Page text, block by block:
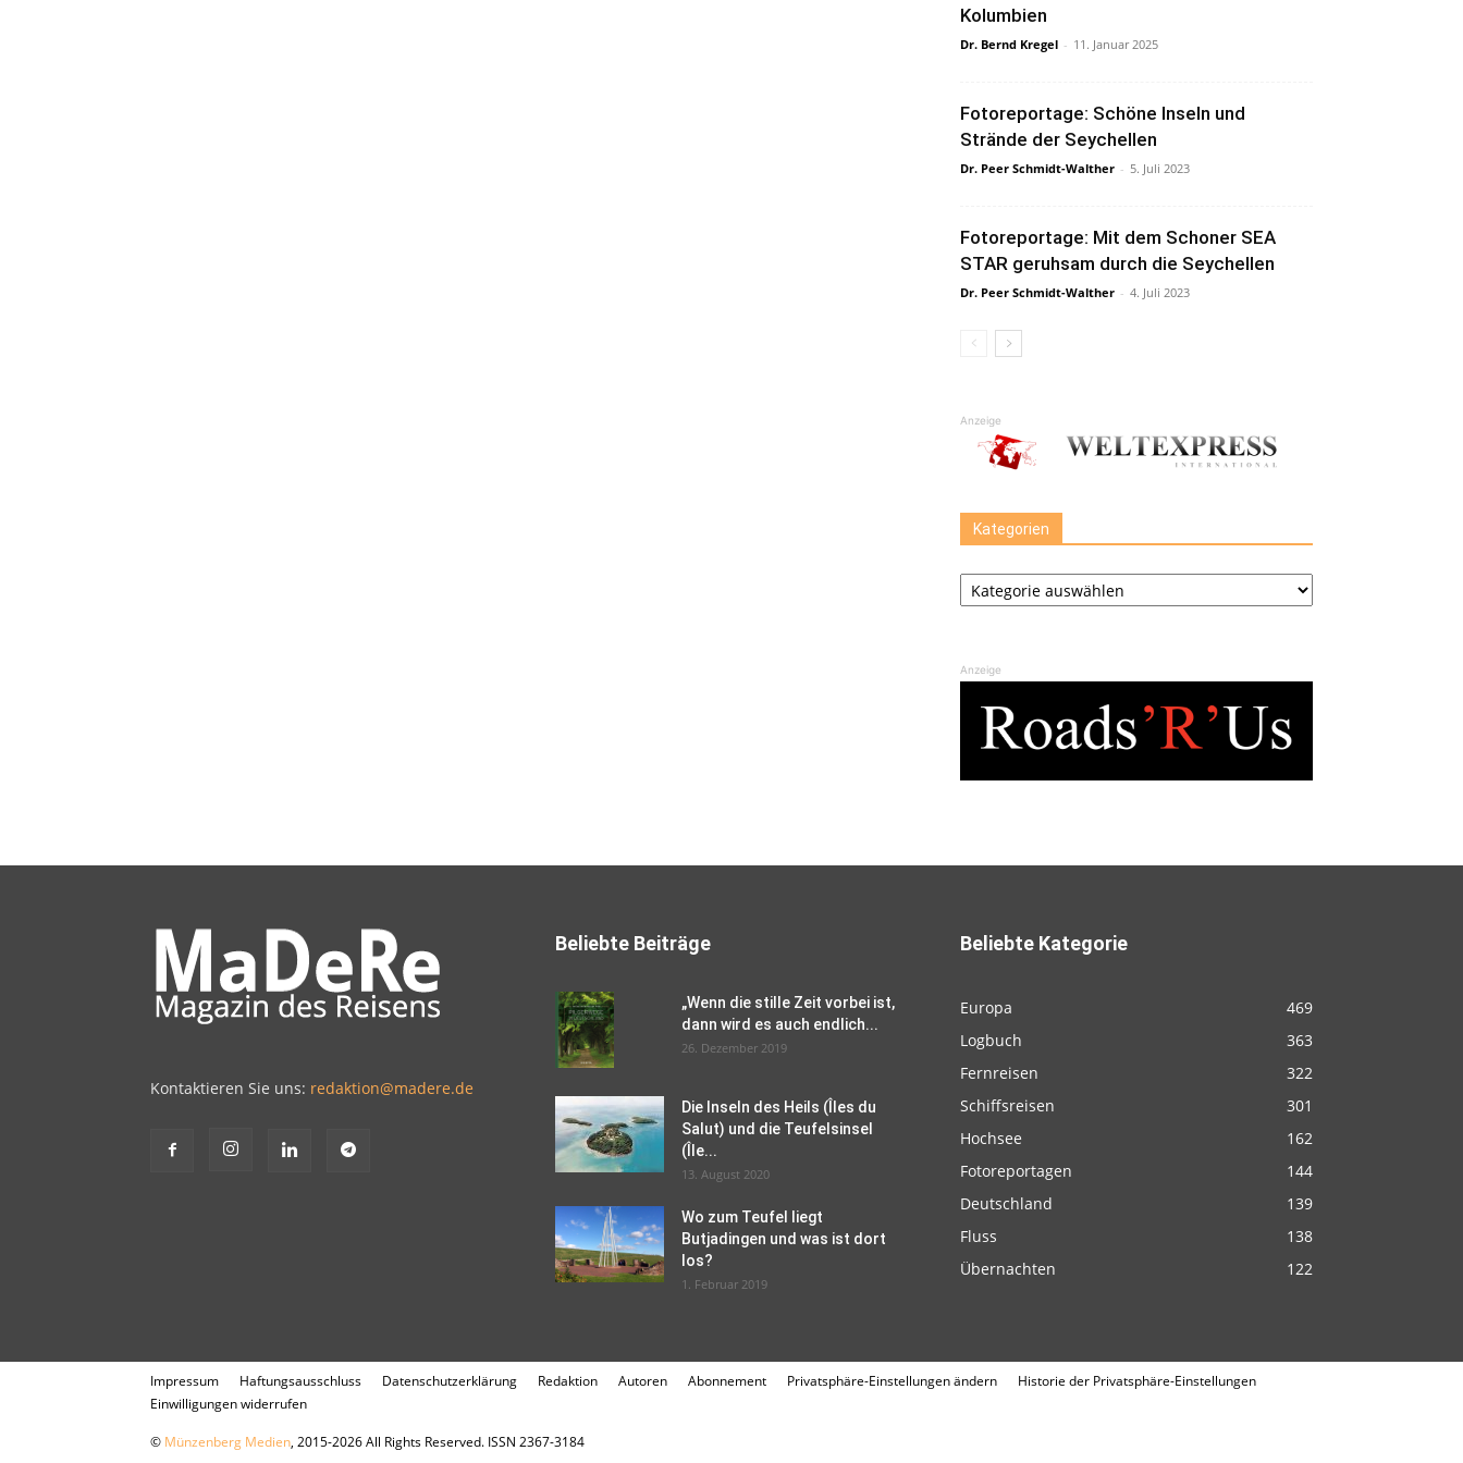
Kolumbien
Dr. Bernd Kregel - 11. Januar 2025
Fotoreportage: Schöne Inseln und
Strände der Seychellen
Dr. Peer Schmidt-Walther - 5. Juli 2023
Fotoreportage: Mit dem Schoner SEA
STAR geruhsam durch die Seychellen
Dr. Peer Schmidt-Walther - 4. Juli 2023
Anzeige
Kategorien
Kategorien
Anzeige
Kontaktieren Sie uns: redaktion@madere.de
Beliebte Beiträge
„Wenn die stille Zeit vorbei ist,
dann wird es auch endlich...
26. Dezember 2019
Die Inseln des Heils (Îles du
Salut) und die Teufelsinsel
(Île...
13. August 2020
Wo zum Teufel liegt
Butjadingen und was ist dort
los?
1. Februar 2019
Beliebte Kategorie
Europa
469
Logbuch
363
Fernreisen
322
Schiffsreisen
301
Hochsee
162
Fotoreportagen
144
Deutschland
139
Fluss
138
Übernachten
122
Impressum Haftungsausschluss Datenschutzerklärung Redaktion Autoren Abonnement Privatsphäre-Einstellungen ändern
Historie der Privatsphäre-Einstellungen
Einwilligungen widerrufen
© Münzenberg Medien, 2015-2026 All Rights Reserved. ISSN 2367-3184